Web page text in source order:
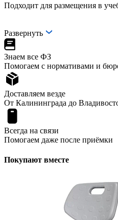
Подходит для размещения в
Развернуть
Знаем все ФЗ
Помогаем с нормативами и
Доставляем везде
От Калининграда до
Всегда на связи
Помогаем даже после приёмки
Покупают вместе